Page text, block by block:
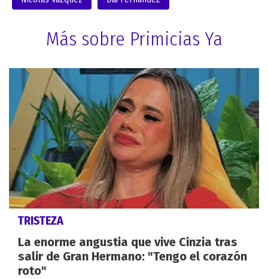
Más sobre Primicias Ya
TRISTEZA
La enorme angustia que vive Cinzia tras
salir de Gran Hermano: "Tengo el corazón
roto"